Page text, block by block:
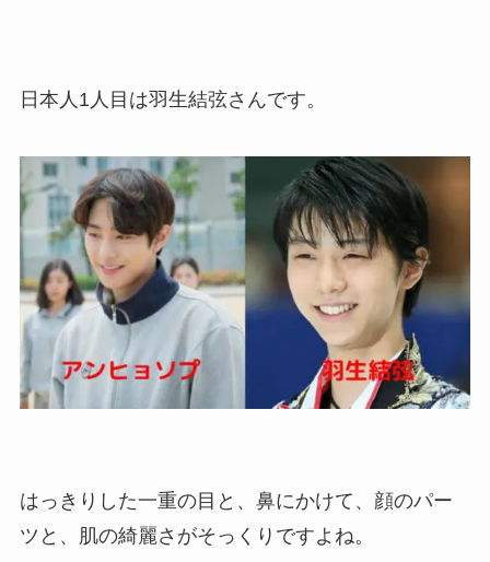
日本人1人目は羽生結弦さんです。
はっきりした一重の目と、鼻にかけて、顔のパー
ツと、肌の綺麗さがそっくりですよね。